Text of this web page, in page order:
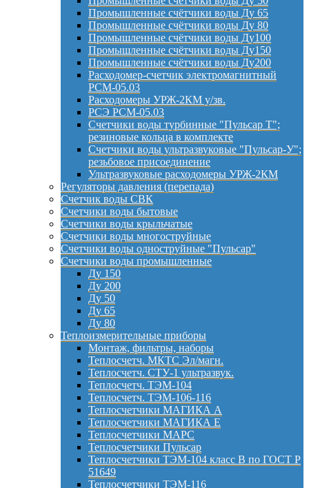
Промышленные счётчики воды Ду 65
Промышленные счётчики воды Ду 80
Промышленные счётчики воды Ду100
Промышленные счётчики воды Ду150
Промышленные счётчики воды Ду200
Расходомер-счетчик электромагнитный
РСМ-05.03
Расходомеры УРЖ-2КМ у/зв.
РСЭ РСМ-05.03
Счетчики воды турбинные "Пульсар Т";
резиновые кольца в комплекте
Счетчики воды ультразвуковые "Пульсар-У";
резьбовое присоединение
Ультразвуковые расходомеры УРЖ-2КМ
Регуляторы давления (перепада)
Счетчик воды СВК
Счетчики воды бытовые
Счетчики воды крыльчатые
Счетчики воды многоструйные
Счетчики воды одноструйные "Пульсар"
Счетчики воды промышленные
Ду 150
Ду 200
Ду 50
Ду 65
Ду 80
Теплоизмерительные приборы
Монтаж, фильтры, наборы
Теплосчетч. МКТС Эл/магн.
Теплосчетч. СТУ-1 ультразвук.
Теплосчетч. ТЭМ-104
Теплосчетч. ТЭМ-106-116
Теплосчетчики МАГИКА А
Теплосчетчики МАГИКА Е
Теплосчетчики МАРС
Теплосчетчики Пульсар
Теплосчетчики ТЭМ-104 класс B по ГОСТ Р
51649
Теплосчетчики ТЭМ-116